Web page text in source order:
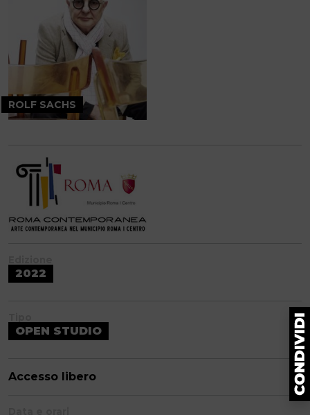
ROLF SACHS
2022
OPEN STUDIO
Accesso libero